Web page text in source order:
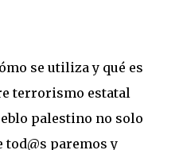
se utiliza y qué es
terrorismo estatal
palestino no solo
tod@s paremos y